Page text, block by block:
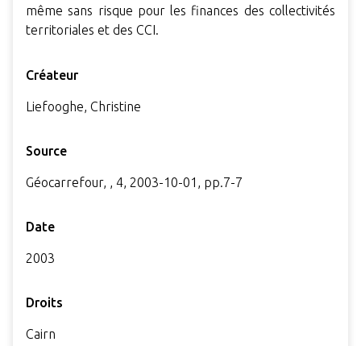
même sans risque pour les finances des collectivités
territoriales et des CCI.
Créateur
Liefooghe, Christine
Source
Géocarrefour, , 4, 2003-10-01, pp.7-7
Date
2003
Droits
Cairn